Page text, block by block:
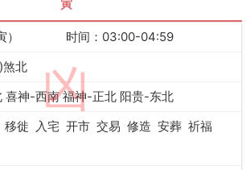
寅
凶
时间：03:00-04:59
煞北
喜神-西南 福神-正北 阳贵-东北
移徙 入宅 开市 交易 修造 安葬 祈福